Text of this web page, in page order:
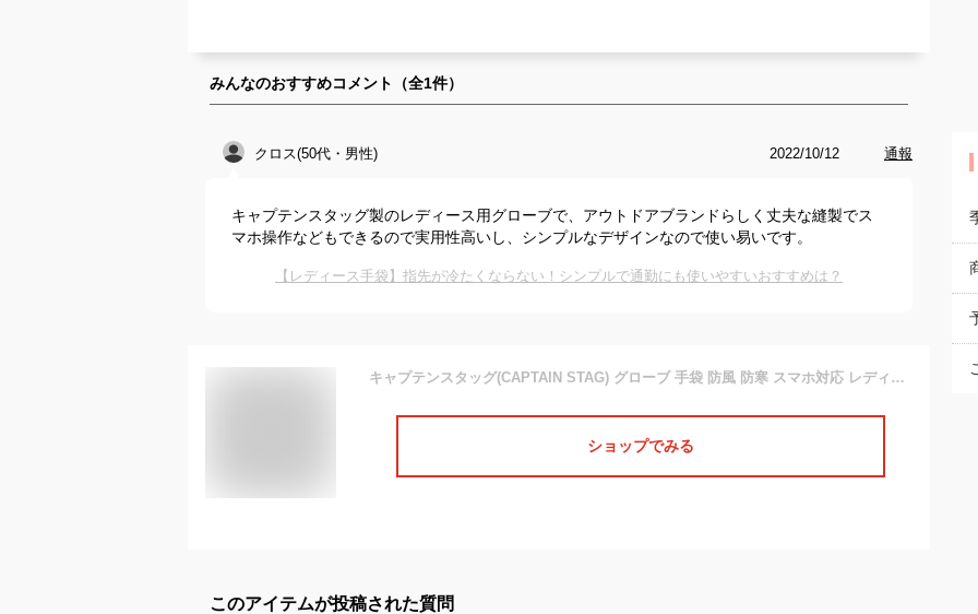
みんなのおすすめコメント（全1件）
クロス(50代・男性) 2022/10/12 通報
キャプテンスタッグ製のレディース用グローブで、アウトドアブランドらしく丈夫な縫製でス
マホ操作などもできるので実用性高いし、シンプルなデザインなので使い易いです。
【レディース手袋】指先が冷たくならない！シンプルで通勤にも使いやすいおすすめは？
キャプテンスタッグ(CAPTAIN STAG) グローブ 手袋 防風 防寒 スマホ対応 レディース Lサイズ ピンク UX-1082
ショップでみる
このアイテムが投稿された質問